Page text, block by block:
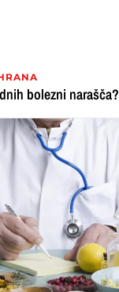
bolezni narašča?